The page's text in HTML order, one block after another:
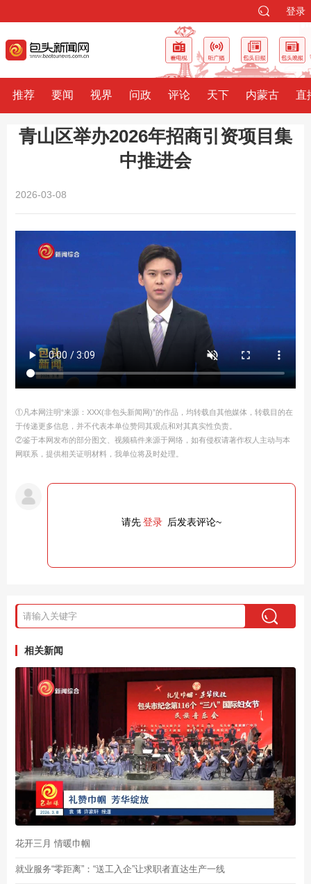
登录
推荐 要闻 视界 问政 评论 天下 内蒙古 直
青山区举办2026年招商引资项目集
中推进会
2026-03-08
①凡本网注明“来源：XXX(非包头新闻网)”的作品，均转载自其他媒体，转载目的在
于传递更多信息，并不代表本单位赞同其观点和对其真实性负责。
②鉴于本网发布的部分图文、视频稿件来源于网络，如有侵权请著作权人主动与本
网联系，提供相关证明材料，我单位将及时处理。
请先登录 后发表评论~
相关新闻
花开三月 情暖巾帼
就业服务“零距离”：“送工入企”让求职者直达生产一线